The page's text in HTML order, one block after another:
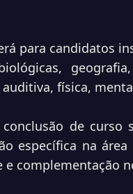
para candidatos
física,
de curso
específica na
complementação